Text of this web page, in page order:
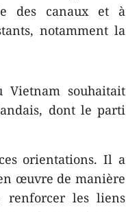
des canaux et à
notamment la
souhaitait
dont le parti
orientations. Il a
œuvre de manière
renforcer les liens